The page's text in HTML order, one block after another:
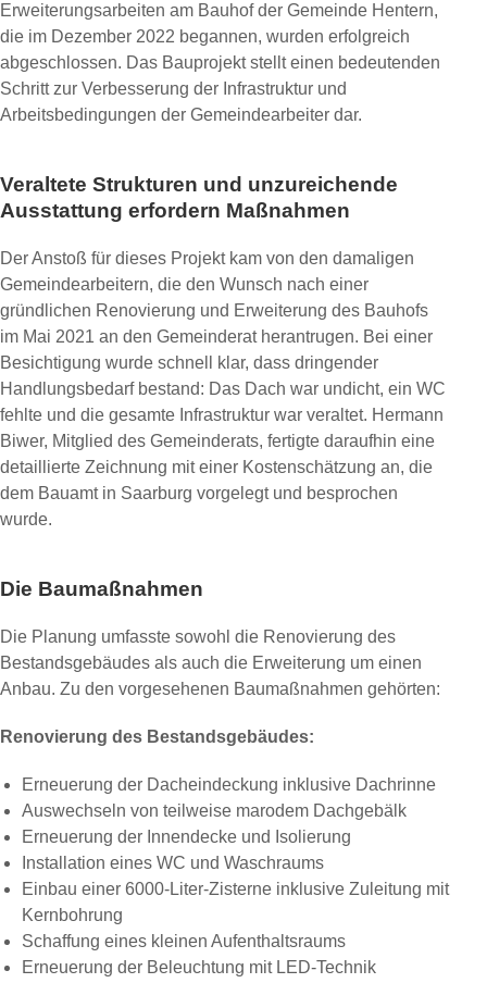
Erweiterungsarbeiten am Bauhof der Gemeinde Hentern,
die im Dezember 2022 begannen, wurden erfolgreich
abgeschlossen. Das Bauprojekt stellt einen bedeutenden
Schritt zur Verbesserung der Infrastruktur und
Arbeitsbedingungen der Gemeindearbeiter dar.
Veraltete Strukturen und unzureichende
Ausstattung erfordern Maßnahmen
Der Anstoß für dieses Projekt kam von den damaligen
Gemeindearbeitern, die den Wunsch nach einer
gründlichen Renovierung und Erweiterung des Bauhofs
im Mai 2021 an den Gemeinderat herantrugen. Bei einer
Besichtigung wurde schnell klar, dass dringender
Handlungsbedarf bestand: Das Dach war undicht, ein WC
fehlte und die gesamte Infrastruktur war veraltet. Hermann
Biwer, Mitglied des Gemeinderats, fertigte daraufhin eine
detaillierte Zeichnung mit einer Kostenschätzung an, die
dem Bauamt in Saarburg vorgelegt und besprochen
wurde.
Die Baumaßnahmen
Die Planung umfasste sowohl die Renovierung des
Bestandsgebäudes als auch die Erweiterung um einen
Anbau. Zu den vorgesehenen Baumaßnahmen gehörten:
Renovierung des Bestandsgebäudes:
Erneuerung der Dacheindeckung inklusive Dachrinne
Auswechseln von teilweise marodem Dachgebälk
Erneuerung der Innendecke und Isolierung
Installation eines WC und Waschraums
Einbau einer 6000-Liter-Zisterne inklusive Zuleitung mit
Kernbohrung
Schaffung eines kleinen Aufenthaltsraums
Erneuerung der Beleuchtung mit LED-Technik